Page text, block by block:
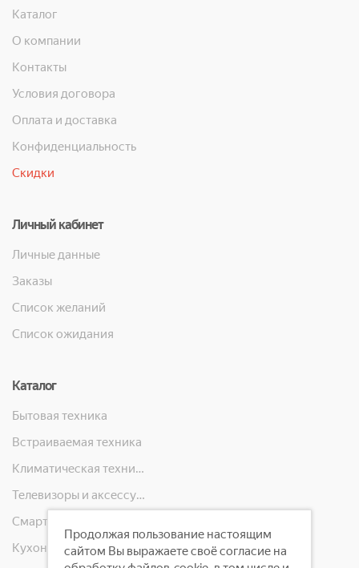
Каталог
О компании
Контакты
Условия договора
Оплата и доставка
Конфиденциальность
Скидки
Личный кабинет
Личные данные
Заказы
Список желаний
Список ожидания
Каталог
Бытовая техника
Встраиваемая техника
Климатическая техника
Телевизоры и аксессуары
Кухонная техника
Продолжая пользование настоящим
сайтом Вы выражаете своё согласие на